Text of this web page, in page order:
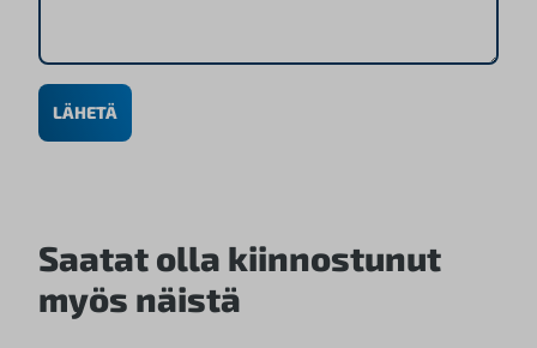
LÄHETÄ
Saatat olla kiinnostunut
myös näistä